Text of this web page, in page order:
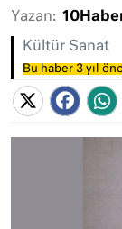
Yazan:
Kültür Sanat
Bu haber 3 yıl